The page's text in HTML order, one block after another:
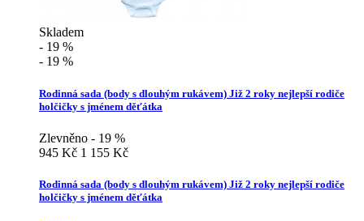
Skladem
- 19 %
- 19 %
Rodinná sada (body s dlouhým rukávem) Již 2 roky nejlepší rodiče
holčičky s jménem děťátka
Zlevněno - 19 %
945 Kč 1 155 Kč
Rodinná sada (body s dlouhým rukávem) Již 2 roky nejlepší rodiče
holčičky s jménem děťátka